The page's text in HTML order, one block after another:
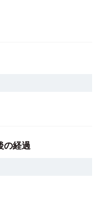
の経過